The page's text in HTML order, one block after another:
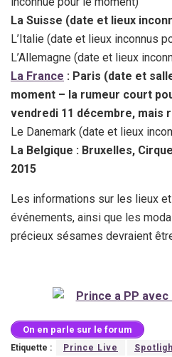
La Suisse (date et lieux
L’Italie (date et lieux inconnus
L’Allemagne (date et lieux
La France : Paris (date et
moment – la rumeur court
vendredi 11 décembre, mais
Le Danemark (date et lieux
La Belgique : Bruxelles,
2015
Les informations sur les lieux
événements, ainsi que les
précieux sésames devraient
On en parle sur le forum
Etiquette : Prince Live